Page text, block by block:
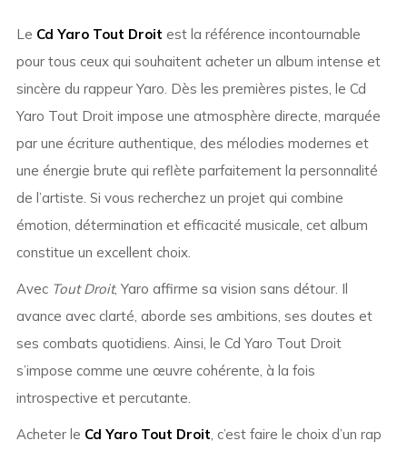
Le Cd Yaro Tout Droit est la référence incontournable
pour tous ceux qui souhaitent acheter un album intense et
sincère du rappeur Yaro. Dès les premières pistes, le Cd
Yaro Tout Droit impose une atmosphère directe, marquée
par une écriture authentique, des mélodies modernes et
une énergie brute qui reflète parfaitement la personnalité
de l’artiste. Si vous recherchez un projet qui combine
émotion, détermination et efficacité musicale, cet album
constitue un excellent choix.
Avec Tout Droit, Yaro affirme sa vision sans détour. Il
avance avec clarté, aborde ses ambitions, ses doutes et
ses combats quotidiens. Ainsi, le Cd Yaro Tout Droit
s’impose comme une œuvre cohérente, à la fois
introspective et percutante.
Acheter le Cd Yaro Tout Droit, c’est faire le choix d’un rap